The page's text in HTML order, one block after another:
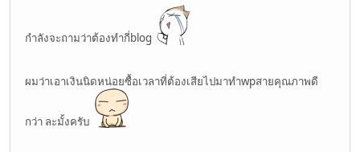
กําลังจะถามว่าต้องทํากี่blog
ผมว่าเอาเงินนิดหน่อยซื้อเวลาที่ต้องเสียไปมาทําwpสายคุณภาพดี
กว่า ละมั้งครับ